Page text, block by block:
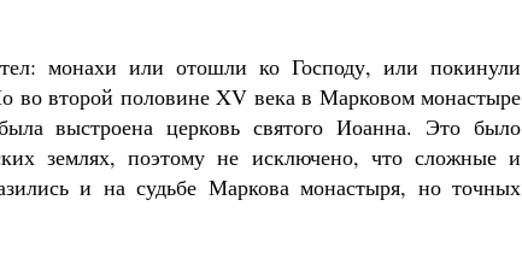
монахи или отошли ко Господу, или покинули
во второй половине XV века в Марковом монастыре
выстроена церковь святого Иоанна. Это было
землях, поэтому не исключено, что сложные и
и на судьбе Маркова монастыря, но точных